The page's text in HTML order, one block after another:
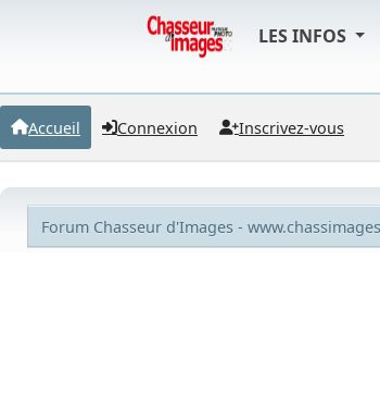
LES INFOS
Accueil Connexion Inscrivez-vous
Forum Chasseur d'Images -